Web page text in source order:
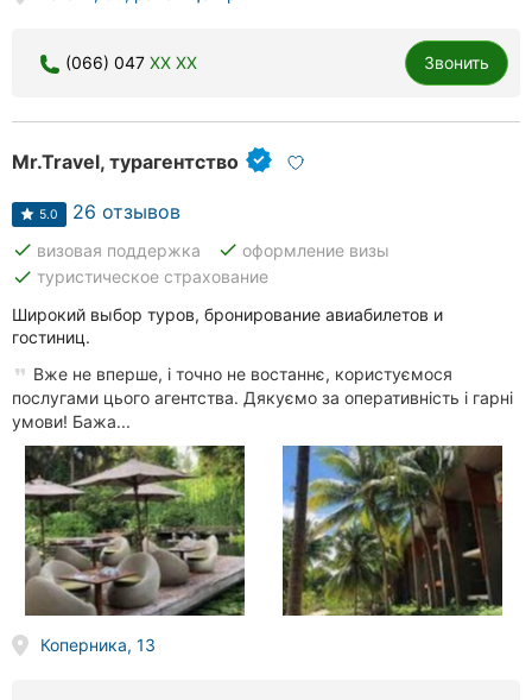
(066) 047 XX XX Звонить
Mr.Travel, турагентство
5.0 26 отзывов
done визовая поддержка done оформление визы
done туристическое страхование
Широкий выбор туров, бронирование авиабилетов и
гостиниц.
Вже не вперше, і точно не востаннє, користуємося
послугами цього агентства. Дякуємо за оперативність і гарні
умови! Бажа...
Коперника, 13